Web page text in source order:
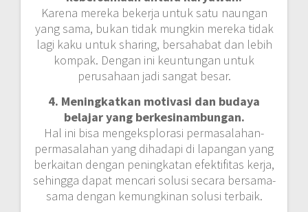
Karena mereka bekerja untuk satu naungan
yang sama, bukan tidak mungkin mereka tidak
lagi kaku untuk sharing, bersahabat dan lebih
kompak. Dengan ini keuntungan untuk
perusahaan jadi sangat besar.
4. Meningkatkan motivasi dan budaya
belajar yang berkesinambungan.
Hal ini bisa mengeksplorasi permasalahan-
permasalahan yang dihadapi di lapangan yang
berkaitan dengan peningkatan efektifitas kerja,
sehingga dapat mencari solusi secara bersama-
sama dengan kemungkinan solusi terbaik.